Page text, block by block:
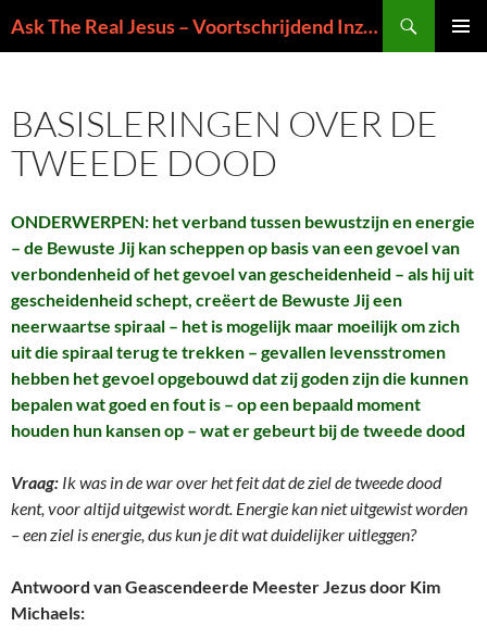
naar
Ask The Real Jesus – Voortschrijdend Inzicht in de Zin van het Leven
BASISLERINGEN OVER DE
TWEEDE DOOD
ONDERWERPEN: het verband tussen bewustzijn en energie
– de Bewuste Jij kan scheppen op basis van een gevoel van
verbondenheid of het gevoel van gescheidenheid – als hij uit
gescheidenheid schept, creëert de Bewuste Jij een
neerwaartse spiraal – het is mogelijk maar moeilijk om zich
uit die spiraal terug te trekken – gevallen levensstromen
hebben het gevoel opgebouwd dat zij goden zijn die kunnen
bepalen wat goed en fout is – op een bepaald moment
houden hun kansen op – wat er gebeurt bij de tweede dood
Vraag: Ik was in de war over het feit dat de ziel de tweede dood
kent, voor altijd uitgewist wordt. Energie kan niet uitgewist worden
– een ziel is energie, dus kun je dit wat duidelijker uitleggen?
Antwoord van Geascendeerde Meester Jezus door Kim
Michaels: